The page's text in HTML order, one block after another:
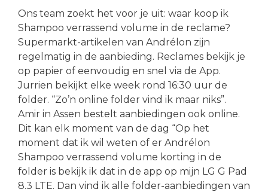
Ons team zoekt het voor je uit: waar koop ik
Shampoo verrassend volume in de reclame?
Supermarkt-artikelen van Andrélon zijn
regelmatig in de aanbieding. Reclames bekijk je
op papier of eenvoudig en snel via de App.
Jurrien bekijkt elke week rond 16:30 uur de
folder. “Zo’n online folder vind ik maar niks”.
Amir in Assen bestelt aanbiedingen ook online.
Dit kan elk moment van de dag “Op het
moment dat ik wil weten of er Andrélon
Shampoo verrassend volume korting in de
folder is bekijk ik dat in de app op mijn LG G Pad
8.3 LTE. Dan vind ik alle folder-aanbiedingen van